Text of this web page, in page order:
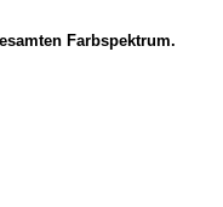
Farbspektrum.